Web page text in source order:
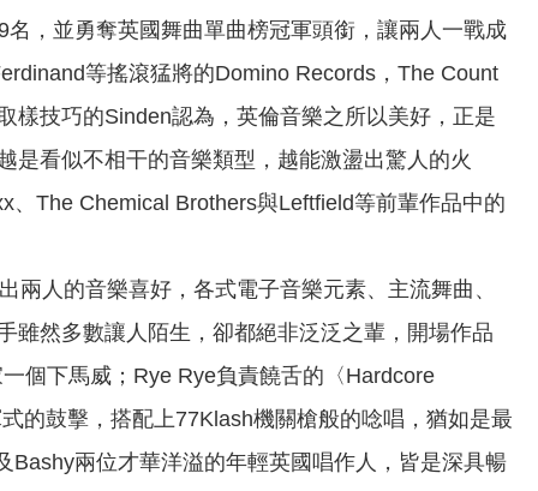
，並勇奪英國舞曲單曲榜冠軍頭銜，讓兩人一戰成
等搖滾猛將的Domino Records，The Count
樣技巧的Sinden認為，英倫音樂之所以美好，正是
是看似不相干的音樂類型，越能激盪出驚人的火
The Chemical Brothers與Leftfield等前輩作品中的
人的音樂喜好，各式電子音樂元素、主流舞曲、
雖然多數讓人陌生，卻都絕非泛泛之輩，開場作品
個下馬威；Rye Rye負責饒舌的〈Hardcore
的鼓擊，搭配上77Klash機關槍般的唸唱，猶如是最
Bashy兩位才華洋溢的年輕英國唱作人，皆是深具暢